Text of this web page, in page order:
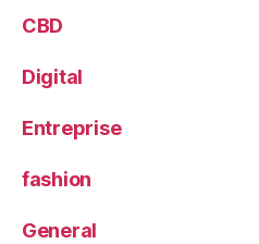
CBD
Digital
Entreprise
fashion
General